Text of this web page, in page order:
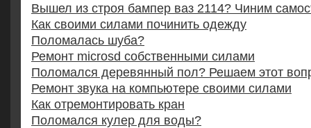
Вышел из строя бампер ваз 2114? Чиним
Как своими силами починить одежду
Поломалась шуба?
Ремонт microsd собственными силами
Поломался деревянный пол? Решаем этот
Ремонт звука на компьютере своими силами
Как отремонтировать кран
Поломался кулер для воды?